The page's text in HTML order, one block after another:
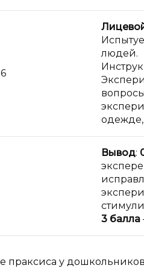
6
людей.
одежде,
Вывод:
3 балла
праксиса у